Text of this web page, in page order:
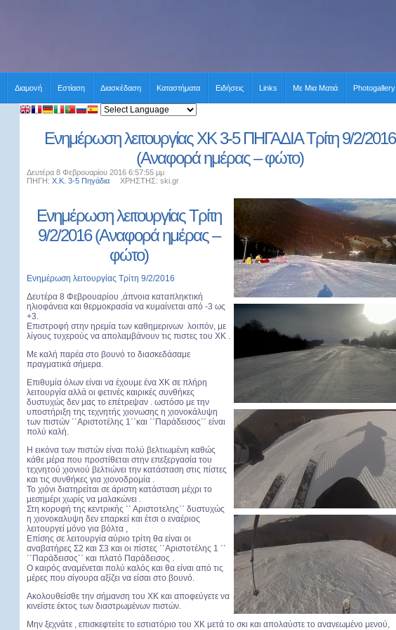
Διαμονή Εστίαση Διασκέδαση Καταστήματα Ειδήσεις Links Με Μια Ματιά Photogallery
Ενημέρωση λειτουργίας XK 3-5 ΠΗΓΑΔΙΑ Τρίτη 9/2/2016
(Αναφορά ημέρας – φώτο)
Δευτέρα 8 Φεβρουαρίου 2016 6:57:55 μμ
ΠΗΓΗ: Χ.Κ. 3-5 Πηγάδια ΧΡΗΣΤΗΣ: ski.gr
Ενημέρωση λειτουργίας Τρίτη
9/2/2016 (Αναφορά ημέρας –
φώτο)
Ενημέρωση λειτουργίας Τρίτη 9/2/2016
Δευτέρα 8 Φεβρουαρίου ,άπνοια καταπληκτική
ηλιοφάνεια και θερμοκρασία να κυμαίνεται από -3 ως
+3.
Επιστροφή στην ηρεμία των καθημερινων λοιπόν, με
λίγους τυχερούς να απολαμβάνουν τις πιστες του ΧΚ .
Με καλή παρέα στο βουνό το διασκεδάσαμε
πραγματικά σήμερα.
Επιθυμία όλων είναι να έχουμε ένα ΧΚ σε πλήρη
λειτουργία αλλά οι φετινές καιρικές συνθήκες
δυστυχώς δεν μας το επέτρεψαν . ωστόσο με την
υποστήριξη της τεχνητής χιονωσης η χιονοκάλυψη
των πιστών ΄΄Αριστοτέλης 1΄΄και ΄΄Παράδεισος΄΄ είναι
πολύ καλή.
Η εικόνα των πιστών είναι πολύ βελτιωμένη καθώς
κάθε μέρα που προστίθεται στην επεξεργασία του
τεχνητού χιονιού βελτιώνει την κατάσταση στις πίστες
και τις συνθήκες για χιονοδρομία .
Το χιόνι διατηρείται σε άριστη κατάσταση μέχρι το
μεσημέρι χωρίς να μαλακώνει .
Στη κορυφή της κεντρικής ΄΄ Αριστοτελης΄΄ δυστυχώς
η χιονοκαλυψη δεν επαρκεί και έτσι ο εναέριος
λειτουργεί μόνο για βόλτα ,
Επίσης σε λειτουργία αύριο τρίτη θα είναι οι
αναβατήρες Σ2 και Σ3 και οι πίστες ΄΄Αριστοτέλης 1 ΄΄
΄΄Παράδεισος΄΄ και πλατό Παράδεισος .
Ο καιρός αναμένεται πολύ καλός και θα είναι από τις
μέρες που σίγουρα αξίζει να είσαι στο βουνό.
Ακολουθείσθε την σήμανση του ΧΚ και αποφεύγετε να
κινείστε έκτος των διαστρωμένων πιστών.
Μην ξεχνάτε , επισκεφτείτε το εστιατόριο του ΧΚ μετά το σκι και απολαύστε το ανανεωμένο μενού,